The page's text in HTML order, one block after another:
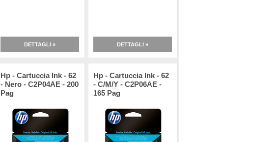
DETTAGLI » DETTAGLI »
Hp - Cartuccia Ink - 62
- Nero - C2P04AE - 200
Pag
Hp - Cartuccia Ink - 62
- C/M/Y - C2P06AE -
165 Pag